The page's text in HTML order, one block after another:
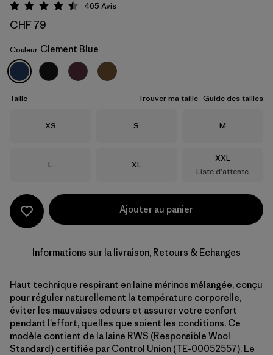
Clement Blue
Évaluation: 4.4 / 5
465 Avis
CHF 79
Couleur Clement Blue
Taille Trouver ma taille Guide des tailles
Taille
XS Taille
S Taille
M
Taille
L Taille
XL
Taille
XXL
Liste d'attente
Ajouter au panier
Informations sur la livraison, Retours & Echanges
Haut technique respirant en laine mérinos mélangée, conçu
pour réguler naturellement la température corporelle,
éviter les mauvaises odeurs et assurer votre confort
pendant l’effort, quelles que soient les conditions. Ce
modèle contient de la laine RWS (Responsible Wool
Standard) certifiée par Control Union (TE-00052557). Le